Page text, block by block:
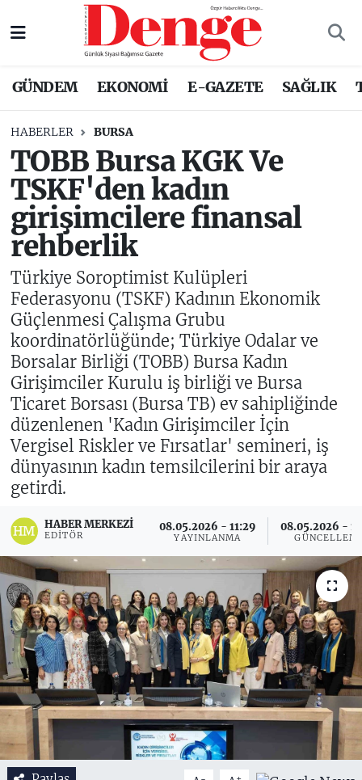
GÜNDEM EKONOMİ E-GAZETE SAĞLIK
HABERLER BURSA
TOBB Bursa KGK Ve
TSKF'den kadın
girişimcilere finansal
rehberlik
Türkiye Soroptimist Kulüpleri
Federasyonu (TSKF) Kadının Ekonomik
Güçlenmesi Çalışma Grubu
koordinatörlüğünde; Türkiye Odalar ve
Borsalar Birliği (TOBB) Bursa Kadın
Girişimciler Kurulu iş birliği ve Bursa
Ticaret Borsası (Bursa TB) ev sahipliğinde
düzenlenen 'Kadın Girişimciler İçin
Vergisel Riskler ve Fırsatlar' semineri, iş
dünyasının kadın temsilcilerini bir araya
getirdi.
HABER MERKEZI
EDITÖR
08.05.2026 - 11:29
YAYINLANMA
08.05.2026 -
Nöbetçi Eczaneler
Süper Lig Puan Durumu ve Fikstür
Tüm Manşetler
Son Dakika Haberleri
Haber Arşivi